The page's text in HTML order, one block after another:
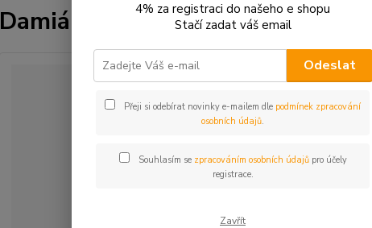
Damiána
4% za registraci do našeho e shopu
Stačí zadat váš email
Odeslat
Přeji si odebírat novinky e-mailem dle podmínek zpracování
osobních údajů.
Souhlasím se zpracováním osobních údajůpro účely
registrace.
Zavřít